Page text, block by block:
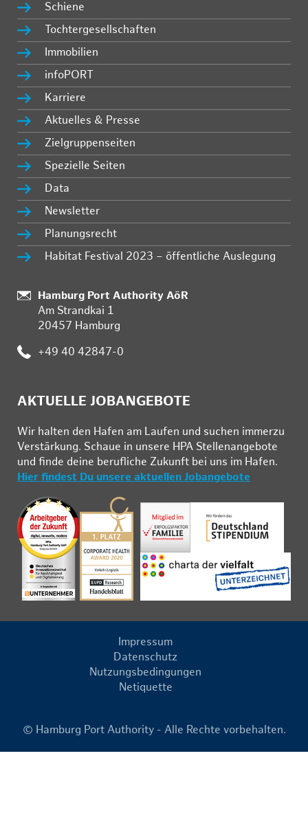
Schiene
Tochtergesellschaften
Immobilien
infoPORT
Karriere
Aktuelles & Presse
Zielgruppenseiten
Spezielle Seiten
Data
Newsletter
Planungsrecht
Habitat Festival 2023 – öffentliche Auslegung
Standort:
Hamburg Port Authority AöR
Am Strandkai 1
20457 Hamburg
Telefon:
+49 40 42847-0
AKTUELLE JOBANGEBOTE
Wir hal­ten den Ha­fen am Lau­fen und su­chen im­mer­zu
Ver­stär­kung. Schau­e in un­se­re HPA Stel­len­an­ge­bo­te
und fin­de deine be­ruf­li­che Zu­kunft bei uns im Ha­fen.
Hier findest Du unsere aktuellen Jobangebote
Impressum
Datenschutz
Nutzungsbedingungen
Netiquette
© Hamburg Port Authority - Alle Rechte vorbehalten.